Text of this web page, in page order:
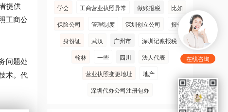
提供
工商公
问题处
术。代
学会
工商营业执照异常 做账报税
比如
保险公司
管理制度 深圳创立公司
报告
身份证
武汉 广州市
深圳记账报税
翰林
一些 四川
法人代表
营业执照变更地址
地产
深圳代办公司注册包办
在线咨询